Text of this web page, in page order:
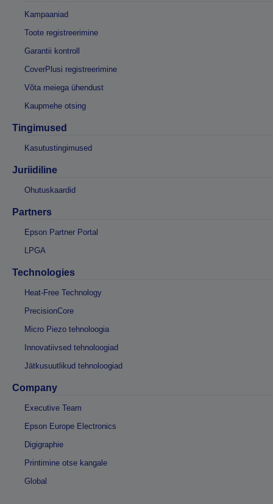
Kampaaniad
Toote registreerimine
Garantii kontroll
CoverPlusi registreerimine
Võta meiega ühendust
Kaupmehe otsing
Tingimused
Kasutustingimused
Juriidiline
Ohutuskaardid
Partners
Epson Partner Portal
LPGA
Technologies
Heat-Free Technology
PrecisionCore
Micro Piezo tehnoloogia
Innovatiivsed tehnoloogiad
Jätkusuutlikud tehnoloogiad
Company
Executive Team
Epson Europe Electronics
Digigraphie
Printimine otse kangale
Global